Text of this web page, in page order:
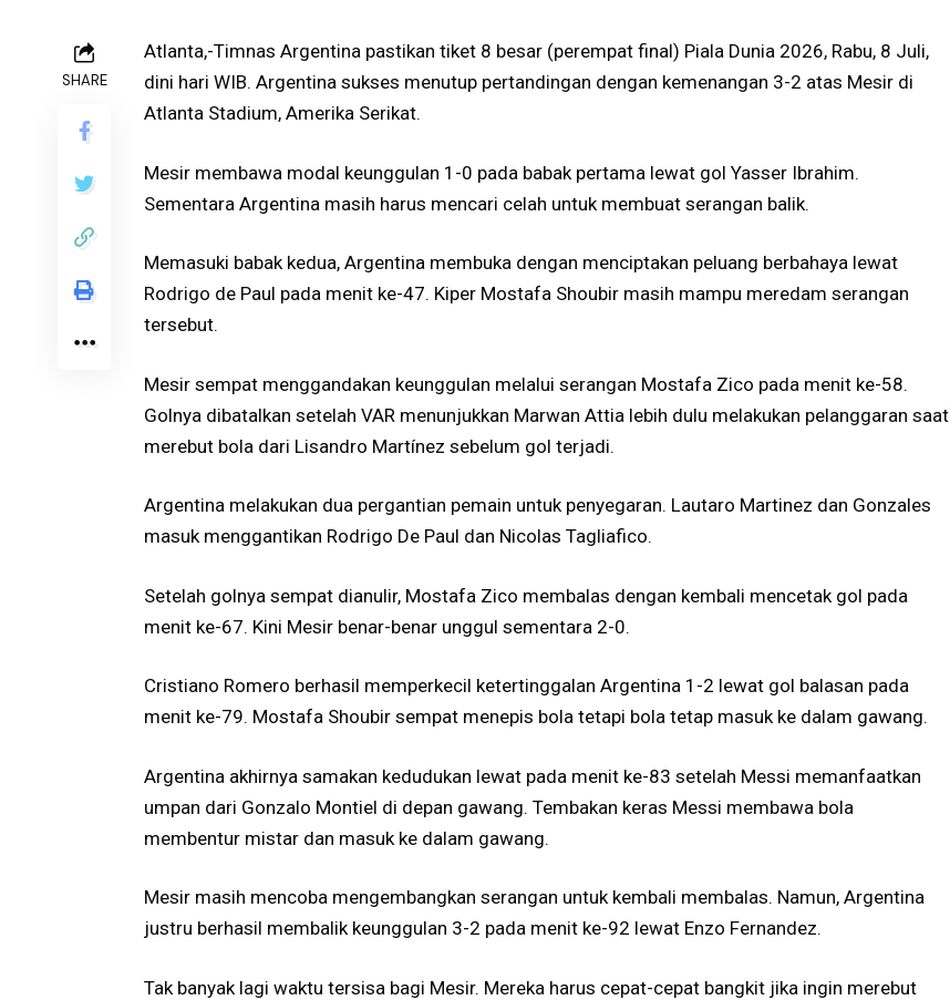
SHARE
Atlanta,-Timnas Argentina pastikan tiket 8 besar (perempat final) Piala Dunia 2026, Rabu, 8 Juli,
dini hari WIB. Argentina sukses menutup pertandingan dengan kemenangan 3-2 atas Mesir di
Atlanta Stadium, Amerika Serikat.
Mesir membawa modal keunggulan 1-0 pada babak pertama lewat gol Yasser Ibrahim.
Sementara Argentina masih harus mencari celah untuk membuat serangan balik.
Memasuki babak kedua, Argentina membuka dengan menciptakan peluang berbahaya lewat
Rodrigo de Paul pada menit ke-47. Kiper Mostafa Shoubir masih mampu meredam serangan
tersebut.
Mesir sempat menggandakan keunggulan melalui serangan Mostafa Zico pada menit ke-58.
Golnya dibatalkan setelah VAR menunjukkan Marwan Attia lebih dulu melakukan pelanggaran saat
merebut bola dari Lisandro Martínez sebelum gol terjadi.
Argentina melakukan dua pergantian pemain untuk penyegaran. Lautaro Martinez dan Gonzales
masuk menggantikan Rodrigo De Paul dan Nicolas Tagliafico.
Setelah golnya sempat dianulir, Mostafa Zico membalas dengan kembali mencetak gol pada
menit ke-67. Kini Mesir benar-benar unggul sementara 2-0.
Cristiano Romero berhasil memperkecil ketertinggalan Argentina 1-2 lewat gol balasan pada
menit ke-79. Mostafa Shoubir sempat menepis bola tetapi bola tetap masuk ke dalam gawang.
Argentina akhirnya samakan kedudukan lewat pada menit ke-83 setelah Messi memanfaatkan
umpan dari Gonzalo Montiel di depan gawang. Tembakan keras Messi membawa bola
membentur mistar dan masuk ke dalam gawang.
Mesir masih mencoba mengembangkan serangan untuk kembali membalas. Namun, Argentina
justru berhasil membalik keunggulan 3-2 pada menit ke-92 lewat Enzo Fernandez.
Tak banyak lagi waktu tersisa bagi Mesir. Mereka harus cepat-cepat bangkit jika ingin merebut